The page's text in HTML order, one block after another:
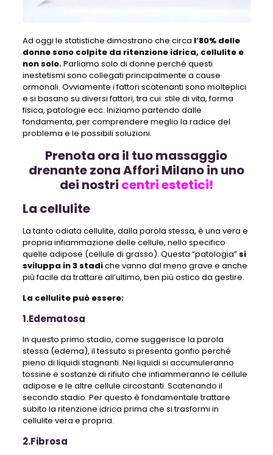
Ad oggi le statistiche dimostrano che circa l’80% delle
donne sono colpite da ritenzione idrica, cellulite e
non solo.Parliamo solo di donne perché questi
inestetismi sono collegati principalmente a cause
ormonali. Ovviamente i fattori scatenanti sono molteplici
e si basano su diversi fattori, tra cui: stile di vita, forma
fisica, patologie ecc. Iniziamo partendo dalle
fondamenta, per comprendere meglio la radice del
problema e le possibili soluzioni.
Prenota ora il tuo massaggio
drenante zona Affori Milano in uno
dei nostri centri estetici!
La cellulite
La tanto odiata cellulite, dalla parola stessa, è una vera e
propria infiammazione delle cellule, nello specifico
quelle adipose (cellule di grasso). Questa “patologia” si
sviluppa in 3 stadiche vanno dal meno grave e anche
più facile da trattare all’ultimo, ben più ostico da gestire.
La cellulite può essere:
1.Edematosa
In questo primo stadio, come suggerisce la parola
stessa (edema), il tessuto si presenta gonfio perché
pieno di liquidi stagnanti. Nei liquidi si accumuleranno
tossine e sostanze di rifiuto che infiammeranno le cellule
adipose e le altre cellule circostanti. Scatenando il
secondo stadio. Per questo è fondamentale trattare
subito la ritenzione idrica prima che si trasformi in
cellulite vera e propria.
2.Fibrosa